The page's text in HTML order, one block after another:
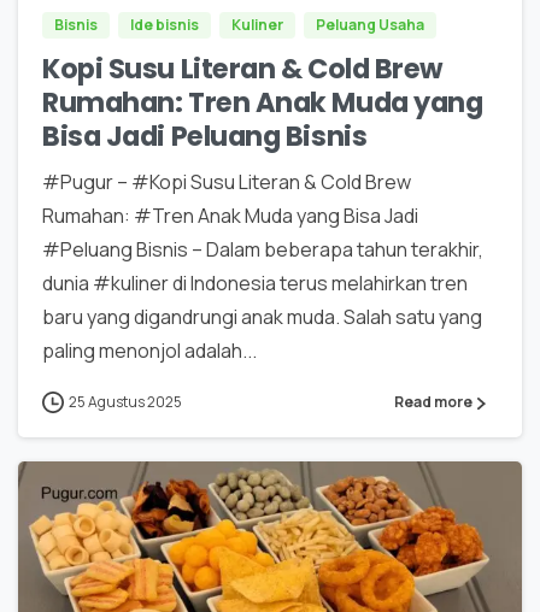
Bisnis Ide bisnis Kuliner Peluang Usaha
Kopi Susu Literan & Cold Brew
Rumahan: Tren Anak Muda yang
Bisa Jadi Peluang Bisnis
#Pugur – #Kopi Susu Literan & Cold Brew
Rumahan: #Tren Anak Muda yang Bisa Jadi
#Peluang Bisnis – Dalam beberapa tahun terakhir,
dunia #kuliner di Indonesia terus melahirkan tren
baru yang digandrungi anak muda. Salah satu yang
paling menonjol adalah...
25 Agustus 2025 Read more